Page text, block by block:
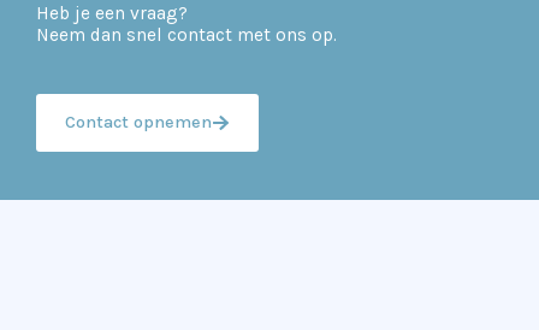
Heb je een vraag?
Neem dan snel contact met ons op.
Contact opnemen